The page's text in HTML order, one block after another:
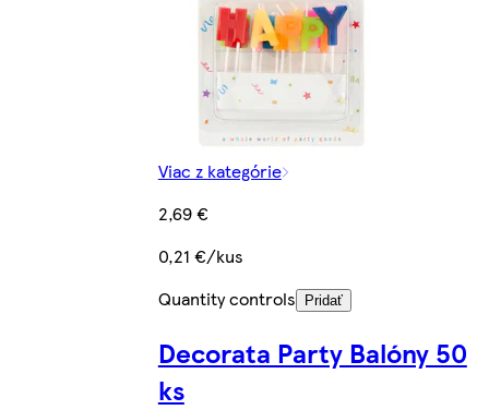
Viac z kategórie
2,69 €
0,21 €/kus
Quantity controls
Pridať
Decorata Party Balóny 50
ks